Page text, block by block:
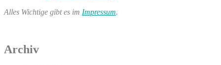
Alles Wichtige gibt es im Impressum.
Archiv